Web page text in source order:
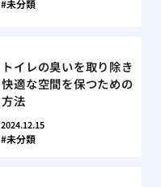
未分類
トイレの臭いを取り除き
快適な空間を保つための
方法
2024.12.15
未分類